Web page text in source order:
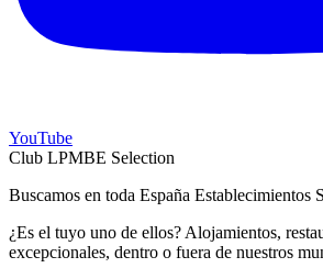
YouTube
Club LPMBE Selection
Buscamos en toda España Establecimientos
¿Es el tuyo uno de ellos? Alojamientos,
excepcionales, dentro o fuera de nuestros